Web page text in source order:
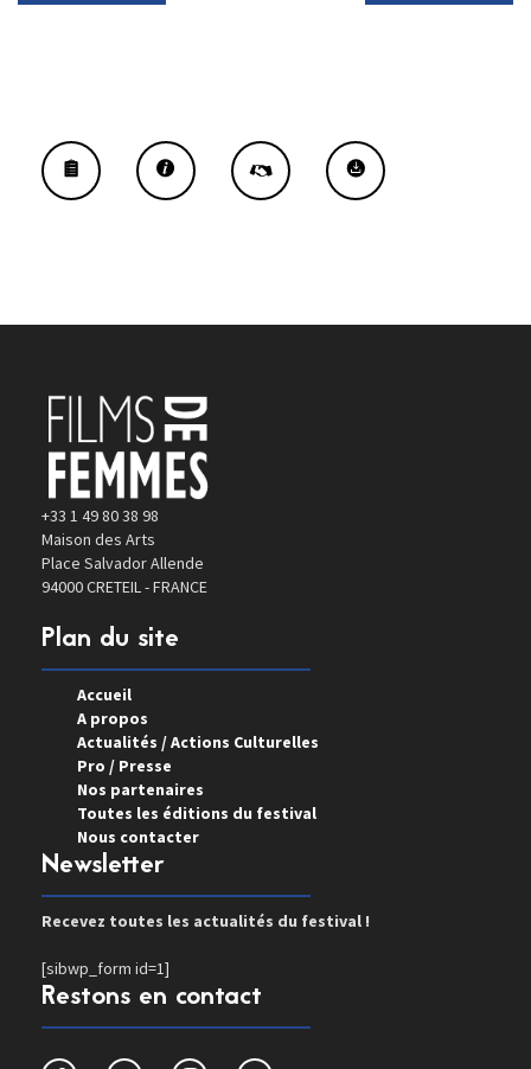
+33 1 49 80 38 98
Maison des Arts
Place Salvador Allende
94000 CRETEIL - FRANCE
Plan du site
Accueil
A propos
Actualités / Actions Culturelles
Pro / Presse
Nos partenaires
Toutes les éditions du festival
Nous contacter
Newsletter
Recevez toutes les actualités du festival !
[sibwp_form id=1]
Restons en contact